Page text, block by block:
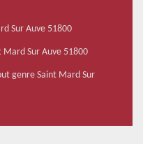
Sur Auve 51800
Sur Auve 51800
genre Saint Mard Sur